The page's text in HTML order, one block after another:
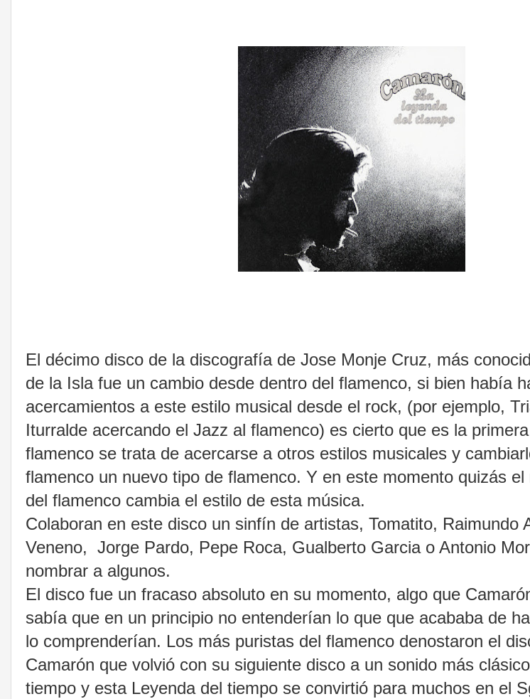
El décimo disco de la discografía de Jose Monje Cruz, más
de la Isla fue un cambio desde dentro del flamenco, si bien había
acercamientos a este estilo musical desde el rock, (por ejemplo,
Iturralde acercando el Jazz al flamenco) es cierto que es la
flamenco se trata de acercarse a otros estilos musicales y
flamenco un nuevo tipo de flamenco. Y en este momento quizás
del flamenco cambia el estilo de esta música.
Colaboran en este disco un sinfín de artistas, Tomatito, Raimundo
Veneno, Jorge Pardo, Pepe Roca, Gualberto Garcia o Antonio
nombrar a algunos.
El disco fue un fracaso absoluto en su momento, algo que
sabía que en un principio no entenderían lo que que acababa de
lo comprenderían. Los más puristas del flamenco denostaron el
Camarón que volvió con su siguiente disco a un sonido más
tiempo y esta Leyenda del tiempo se convirtió para muchos en el